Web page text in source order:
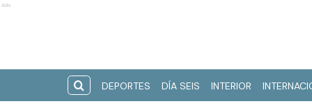
Ads
DEPORTES DÍA SEIS INTERIOR